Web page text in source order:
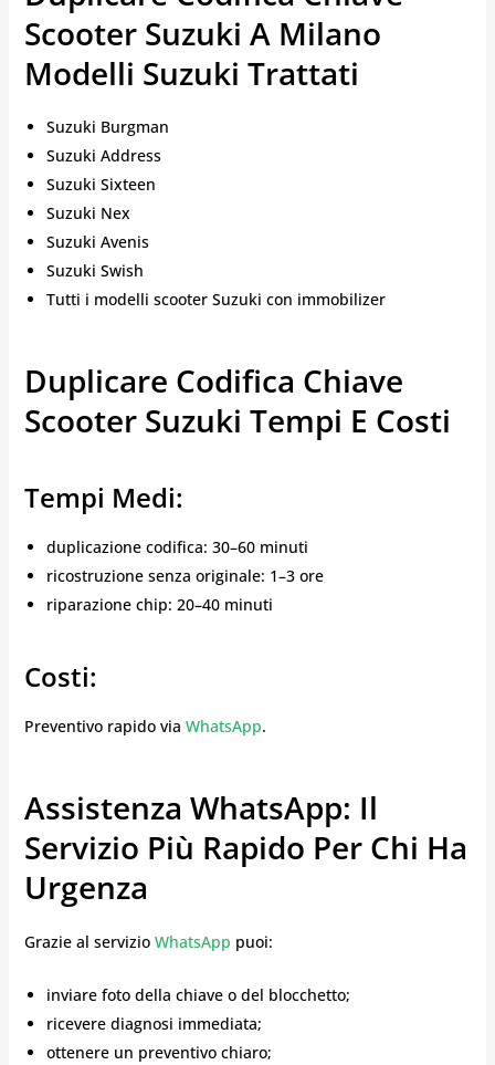
Scooter Suzuki A Milano
Modelli Suzuki Trattati
Suzuki Burgman
Suzuki Address
Suzuki Sixteen
Suzuki Nex
Suzuki Avenis
Suzuki Swish
Tutti i modelli scooter Suzuki con immobilizer
Duplicare Codifica Chiave
Scooter Suzuki Tempi E Costi
Tempi Medi:
duplicazione codifica: 30–60 minuti
ricostruzione senza originale: 1–3 ore
riparazione chip: 20–40 minuti
Costi:
Preventivo rapido via WhatsApp.
Assistenza WhatsApp: Il
Servizio Più Rapido Per Chi Ha
Urgenza
Grazie al servizioWhatsApp puoi:
inviare foto della chiave o del blocchetto;
ricevere diagnosi immediata;
ottenere un preventivo chiaro;